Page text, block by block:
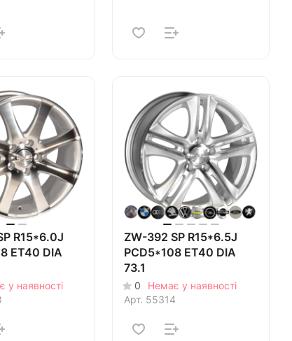
R15*6.0J
ET40 DIA
у наявності
ZW-392 SP R15*6.5J
PCD5*108 ET40 DIA
73.1
0
Немає у наявності
Арт. 55314